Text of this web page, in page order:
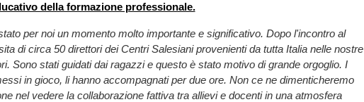
della formazione professionale.
per noi un momento molto importante e significativo. Dopo l'incontro al
di circa 50 direttori dei Centri Salesiani provenienti da tutta Italia nelle nostre
Sono stati guidati dai ragazzi e questo è stato motivo di grande orgoglio. I
in gioco, li hanno accompagnati per due ore. Non ce ne dimenticheremo
nel vedere la collaborazione fattiva tra allievi e docenti in una atmosfera